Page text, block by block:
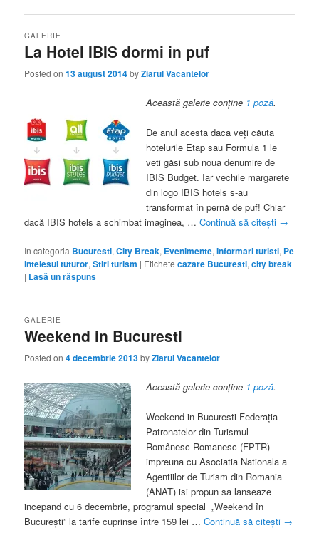
La Hotel IBIS dormi in puf
GALERIE
Posted on13 august 2014byZiarul Vacantelor
Această galerie conține 1 poză.
De anul acesta daca veţi căuta
hotelurile Etap sau Formula 1 le
veti găsi sub noua denumire de
IBIS Budget. Iar vechile margarete
din logo IBIS hotels s-au
transformat în pernă de puf! Chiar
dacă IBIS hotels a schimbat imaginea, …Continuă să citești →
În categoria Bucuresti,City Break, Evenimente,Informari turisti, Pe
intelesul tuturor,Stiri turism | Etichete cazare Bucuresti,city break
| Lasă un răspuns
Weekend in Bucuresti
GALERIE
Posted on4 decembrie 2013byZiarul Vacantelor
Această galerie conține 1 poză.
Weekend in Bucuresti Federația
Patronatelor din Turismul
Românesc Romanesc (FPTR)
impreuna cu Asociatia Nationala a
Agentiilor de Turism din Romania
(ANAT) isi propun sa lanseaze
incepand cu 6 decembrie, programul special „Weekend în
București” la tarife cuprinse între 159 lei …Continuă să citești →